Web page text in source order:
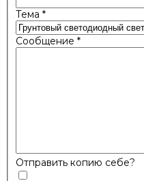
Тема *
Сообщение *
Отправить копию себе?